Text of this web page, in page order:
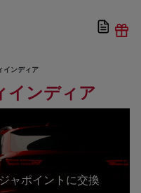
インディア
インディア
ャポイントに交換